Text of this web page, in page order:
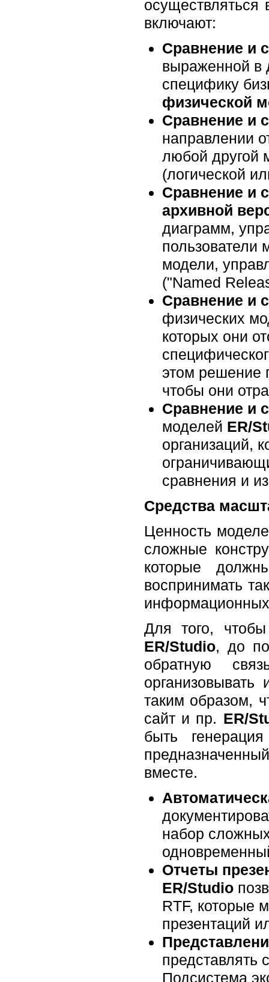
включают:
Сравнение и
выраженной в
специфику
физической
Сравнение и
направлении
любой другой
(логической
Сравнение и
архивной
диаграмм,
пользователи
модели,
("Named
Сравнение и
физических
которых они
этом решение
чтобы они
Сравнение и
моделей ER/
организаций,
сравнения и
Средства
Ценность
сложные
которые
воспринимать
информационных
Для того, чтобы
ER/Studio, до
обратную
таким образом,
сайт и пр. ER/
быть
вместе.
набор
Отчеты
ER/Studio
RTF, которые
презентаций
Подсистема